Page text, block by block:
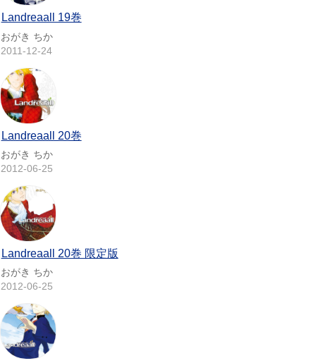
Landreaall 19巻
おがき ちか
2011-12-24
Landreaall 20巻
おがき ちか
2012-06-25
Landreaall 20巻 限定版
おがき ちか
2012-06-25